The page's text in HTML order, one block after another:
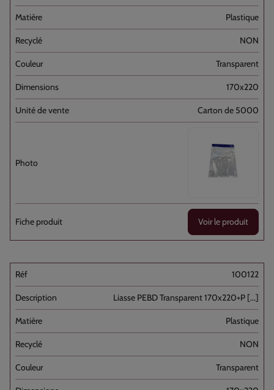
Plastique
NON
Transparent
170x220
Carton de 5000
Voir le produit
100122
Liasse PEBD Transparent 170x220+P [...]
Plastique
NON
Transparent